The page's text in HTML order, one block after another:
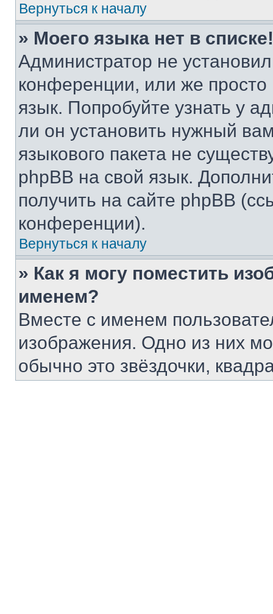
Вернуться к началу
» Моего языка нет в списке!
Администратор не
конференции, или же
язык. Попробуйте узнать у
ли он установить нужный
языкового пакета не
phpBB на свой язык.
получить на сайте phpBB
конференции).
Вернуться к началу
» Как я могу поместить
именем?
Вместе с именем
изображения. Одно из них
обычно это звёздочки,